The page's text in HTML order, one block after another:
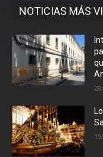
NOTICIAS MÁS